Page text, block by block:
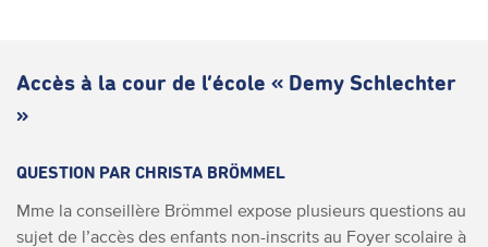
Accès à la cour de l’école « Demy Schlechter
»
QUESTION PAR CHRISTA BRÖMMEL
Mme la conseillère Brömmel expose plusieurs questions au
sujet de l’accès des enfants non-inscrits au Foyer scolaire à